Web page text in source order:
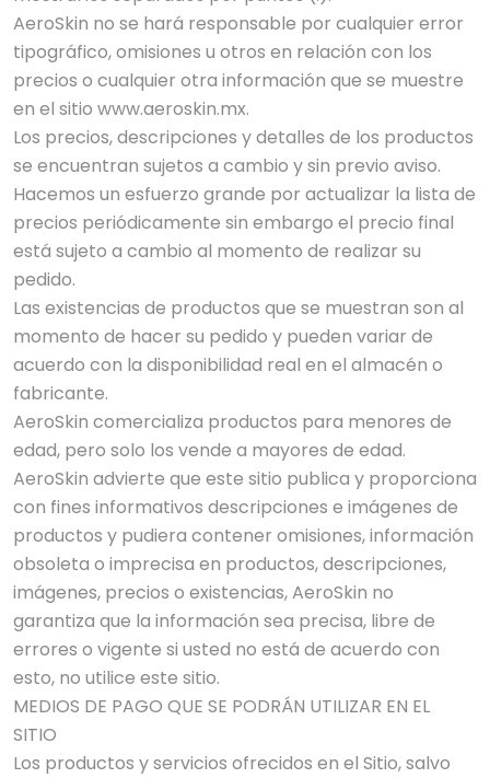
AeroSkin no se hará responsable por cualquier error
tipográfico, omisiones u otros en relación con los
precios o cualquier otra información que se muestre
en el sitio www.aeroskin.mx.
Los precios, descripciones y detalles de los productos
se encuentran sujetos a cambio y sin previo aviso.
Hacemos un esfuerzo grande por actualizar la lista de
precios periódicamente sin embargo el precio final
está sujeto a cambio al momento de realizar su
pedido.
Las existencias de productos que se muestran son al
momento de hacer su pedido y pueden variar de
acuerdo con la disponibilidad real en el almacén o
fabricante.
AeroSkin comercializa productos para menores de
edad, pero solo los vende a mayores de edad.
AeroSkin advierte que este sitio publica y proporciona
con fines informativos descripciones e imágenes de
productos y pudiera contener omisiones, información
obsoleta o imprecisa en productos, descripciones,
imágenes, precios o existencias, AeroSkin no
garantiza que la información sea precisa, libre de
errores o vigente si usted no está de acuerdo con
esto, no utilice este sitio.
MEDIOS DE PAGO QUE SE PODRÁN UTILIZAR EN EL
SITIO
Los productos y servicios ofrecidos en el Sitio, salvo